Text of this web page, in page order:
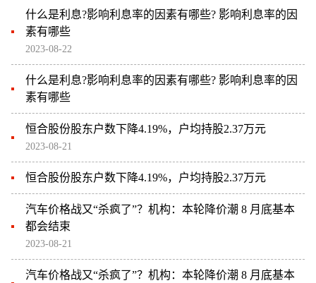
什么是利息?影响利息率的因素有哪些? 影响利息率的因
素有哪些
2023-08-22
什么是利息?影响利息率的因素有哪些? 影响利息率的因
素有哪些
恒合股份股东户数下降4.19%，户均持股2.37万元
2023-08-21
恒合股份股东户数下降4.19%，户均持股2.37万元
汽车价格战又“杀疯了”？机构：本轮降价潮 8 月底基本
都会结束
2023-08-21
汽车价格战又“杀疯了”？机构：本轮降价潮 8 月底基本